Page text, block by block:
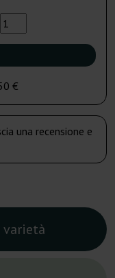
€
una recensione e